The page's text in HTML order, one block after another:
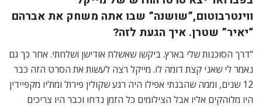
ווינטרבוטום,”שושנה” שבו אתה משחק את אברהם
“יאיר” שטרן. איך הגעת לזה?
“דרך הסוכנות שלי בארץ. ביקשו שאשלח אודישן ושלחתי. אחר כך גם
נאמר לי שאני קצת דומה לו. מייקל רצה לעשות את הסרט הזה כבר
12 שנים, וממה שהבנתי אפילו היה רגע שקולין פירת’ ומת’יו מקפיידין
היו מלוהקים אליו אבל הצילומים כל הזמן נדחו וכבר היו צריכים